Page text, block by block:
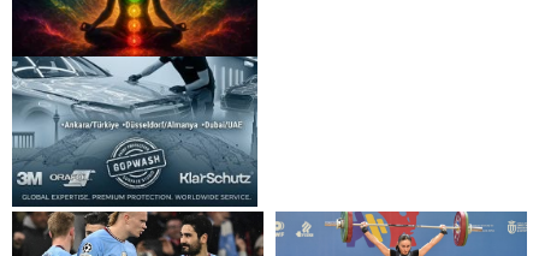
Zihnin Gizemli Sınırları ve
Ötesi : Nasılnedir.com
UETDS Nedir ? Uetds.com